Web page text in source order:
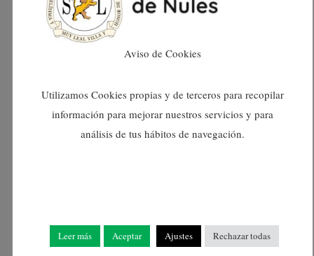
enero 2025
noviembre 2024
octubre 2024
julio 2024
Aviso de Cookies
Utilizamos Cookies propias y de terceros para recopilar
información para mejorar nuestros servicios y para
análisis de tus hábitos de navegación.
Leer más Aceptar Ajustes Rechazar todas